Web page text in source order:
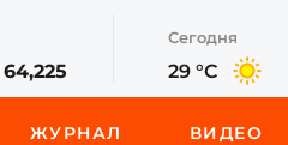
64,225
Сегодня
29 °C
ЖУРНАЛ ВИДЕО